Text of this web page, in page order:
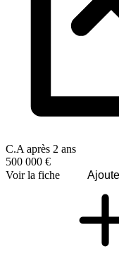
C.A après 2 ans
500 000 €
Voir la fiche